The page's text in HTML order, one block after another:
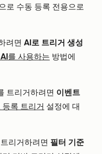
로 수동 등록 전용으로
려면 AI로 트리거 생성
를 사용하는 방법에
트리거하려면 이벤트
등록 트리거 설정에 대
리거하려면 필터 기준